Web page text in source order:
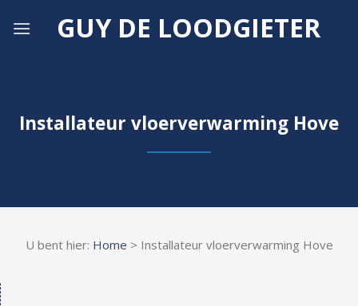
GUY DE LOODGIETER
Installateur vloerverwarming Hove
U bent hier: Home > Installateur vloerverwarming Hove